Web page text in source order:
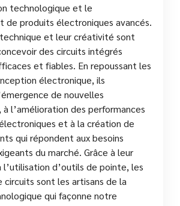
technologique et le
de produits électroniques avancés.
et leur créativité sont
des circuits intégrés
et fiables. En repoussant les
électronique, ils
de nouvelles
l’amélioration des performances
et à la création de
qui répondent aux besoins
du marché. Grâce à leur
l’utilisation d’outils de pointe, les
circuits sont les artisans de la
qui façonne notre